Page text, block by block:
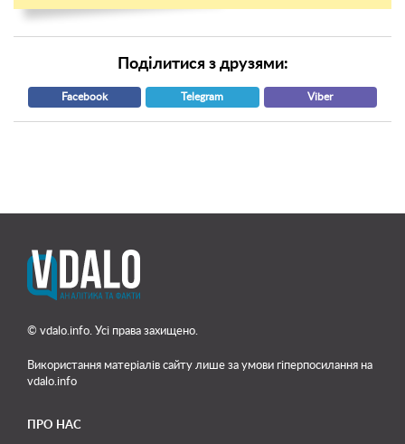
Поділитися з друзями:
Facebook Telegram Viber
© vdalo.info. Усі права захищено.
Використання матеріалів сайту лише за умови гіперпосилання на
vdalo.info
ПРО НАС